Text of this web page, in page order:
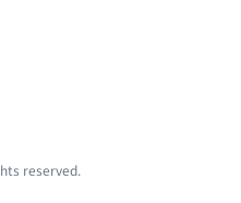
reserved.